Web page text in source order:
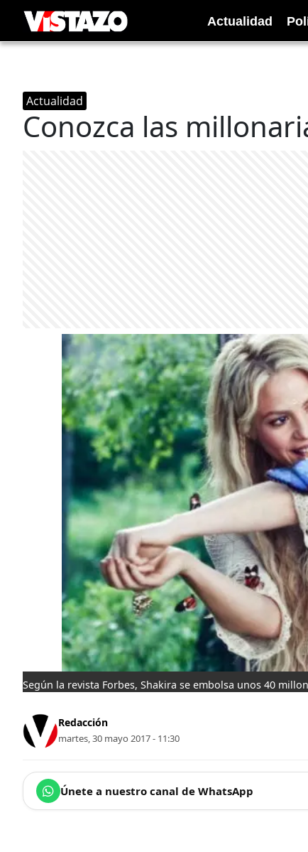
Actualidad
Actualidad
Conozca las
Según la revista Forbes, Shakira se embolsa unos 40
Redacción
martes, 30 mayo 2017 - 11:30
Únete a nuestro canal de WhatsApp